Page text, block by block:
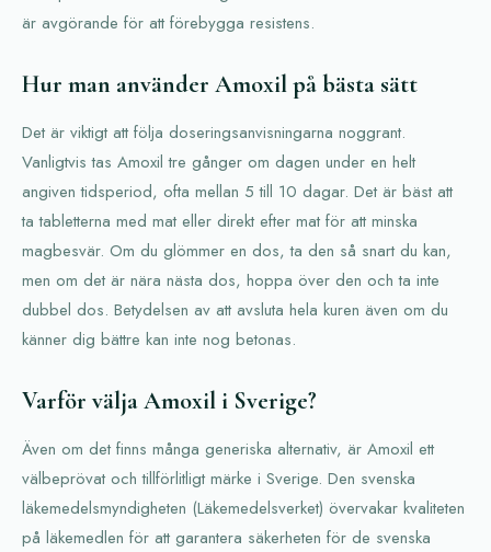
är avgörande för att förebygga resistens.
Hur man använder Amoxil på bästa sätt
Det är viktigt att följa doseringsanvisningarna noggrant.
Vanligtvis tas Amoxil tre gånger om dagen under en helt
angiven tidsperiod, ofta mellan 5 till 10 dagar. Det är bäst att
ta tabletterna med mat eller direkt efter mat för att minska
magbesvär. Om du glömmer en dos, ta den så snart du kan,
men om det är nära nästa dos, hoppa över den och ta inte
dubbel dos. Betydelsen av att avsluta hela kuren även om du
känner dig bättre kan inte nog betonas.
Varför välja Amoxil i Sverige?
Även om det finns många generiska alternativ, är Amoxil ett
välbeprövat och tillförlitligt märke i Sverige. Den svenska
läkemedelsmyndigheten (Läkemedelsverket) övervakar kvaliteten
på läkemedlen för att garantera säkerheten för de svenska